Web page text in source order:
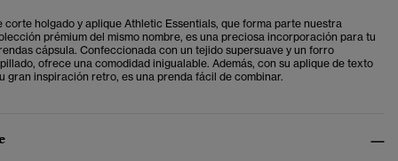
corte holgado y aplique Athletic Essentials, que forma parte nuestra
prémium del mismo nombre, es una preciosa incorporación para tu
cápsula. Confeccionada con un tejido supersuave y un forro
ofrece una comodidad inigualable. Además, con su aplique de texto
gran inspiración retro, es una prenda fácil de combinar.